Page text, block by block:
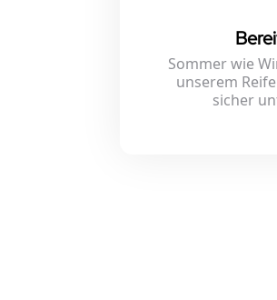
Sommer wie
unserem
sicher